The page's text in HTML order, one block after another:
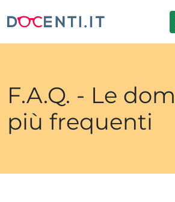
F.A.Q. - Le
più frequenti